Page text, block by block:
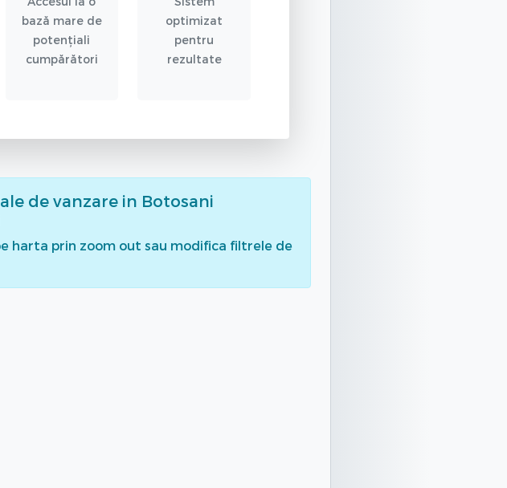
bază mare de
potențiali
cumpărători
optimizat
pentru
rezultate
de vanzare in Botosani
harta prin zoom out sau modifica filtrele de